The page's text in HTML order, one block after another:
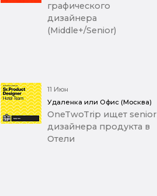
графического
дизайнера
(Middle+/Senior)
11 Июн
Удаленка или Офис (Москва)
OneTwoTrip ищет senior
дизайнера продукта в
Отели